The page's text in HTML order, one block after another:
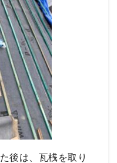
後は、瓦桟を取り